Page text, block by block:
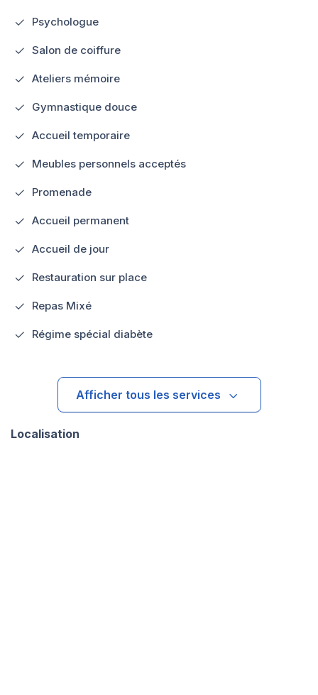
Psychologue
Salon de coiffure
Ateliers mémoire
Gymnastique douce
Accueil temporaire
Meubles personnels acceptés
Promenade
Accueil permanent
Accueil de jour
Restauration sur place
Repas Mixé
Régime spécial diabète
Afficher tous les services
Localisation